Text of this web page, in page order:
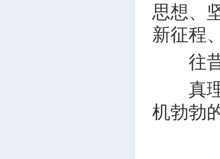
思想、
新征程
往昔
真理
机勃勃